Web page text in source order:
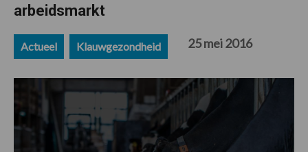
arbeidsmarkt
Actueel Klauwgezondheid 25 mei 2016